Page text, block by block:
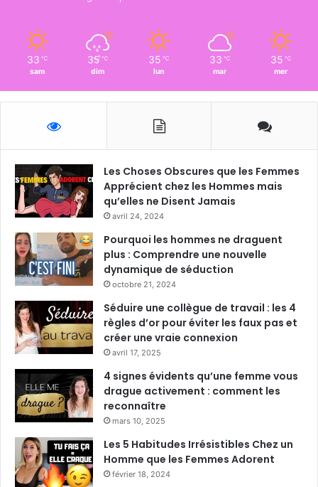
33 ℃
sam
35 ℃
dim
35 ℃
lun
33 ℃
mar
35 ℃
mer
Les Choses Obscures que les Femmes
Apprécient chez les Hommes mais
qu’elles ne Disent Jamais
avril 24, 2024
Pourquoi les hommes ne draguent
plus : Comprendre une nouvelle
dynamique de séduction
octobre 21, 2024
Séduire une collègue de travail : les 4
règles d’or pour éviter les faux pas et
créer une vraie connexion
avril 17, 2025
4 signes évidents qu’une femme vous
drague activement : comment les
reconnaître
mars 10, 2025
Les 5 Habitudes Irrésistibles Chez un
Homme que les Femmes Adorent
février 18, 2024